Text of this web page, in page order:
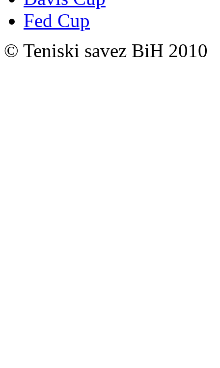
Fed Cup
© Teniski savez BiH 2010